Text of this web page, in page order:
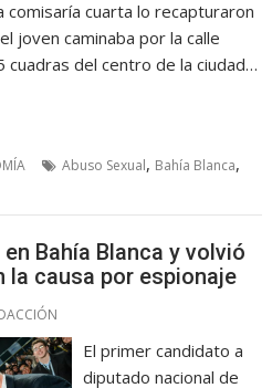
cuarta lo recapturaron
joven caminaba por la calle
cuadras del centro de la ciudad…
Abuso Sexual, Bahía Blanca,
Bahía Blanca y volvió
la causa por espionaje
El primer candidato a
diputado nacional de